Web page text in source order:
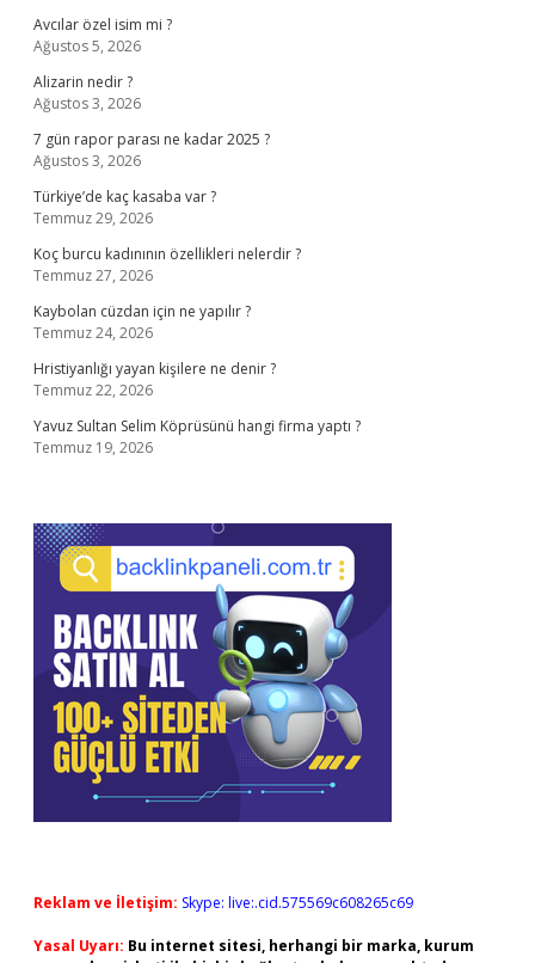
Avcılar özel isim mi ?
Ağustos 5, 2026
Alizarin nedir ?
Ağustos 3, 2026
7 gün rapor parası ne kadar 2025 ?
Ağustos 3, 2026
Türkiye’de kaç kasaba var ?
Temmuz 29, 2026
Koç burcu kadınının özellikleri nelerdir ?
Temmuz 27, 2026
Kaybolan cüzdan için ne yapılır ?
Temmuz 24, 2026
Hristiyanlığı yayan kişilere ne denir ?
Temmuz 22, 2026
Yavuz Sultan Selim Köprüsünü hangi firma yaptı ?
Temmuz 19, 2026
Reklam ve İletişim: Skype: live:.cid.575569c608265c69
Yasal Uyarı: Bu internet sitesi, herhangi bir marka, kurum